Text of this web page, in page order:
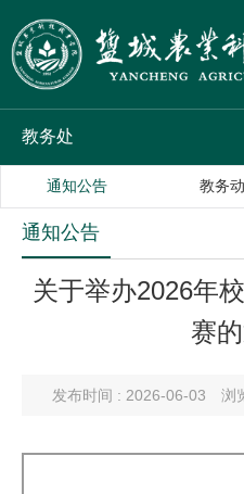
教务处
通知公告 教务
通知公告
关于举办2026年
赛
发布时间 : 2026-06-03 浏